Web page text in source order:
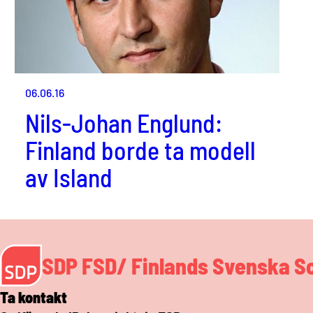
06.06.16
Nils-Johan Englund:
Finland borde ta modell
av Island
SDP FSD/ Finlands Svenska
Ta kontakt